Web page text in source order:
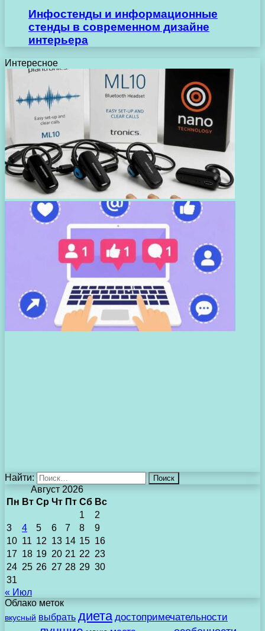
Инфостенды и информационные
стенды в современном дизайне
интерьера
Интересное
Найти:
Август 2026
Пн Вт Ср Чт Пт Сб Вс
1
2
3
4 5 6 7 8
9
10 11 12 13 14 15 16
17 18 19 20 21 22 23
24 25 26 27 28 29 30
31
« Июл
Облако меток
вкусный выбрать диета достопримечательности